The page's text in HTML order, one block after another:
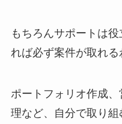
もちろんサポートは
れば必ず案件が取れる
ポートフォリオ作成
理など、自分で取り